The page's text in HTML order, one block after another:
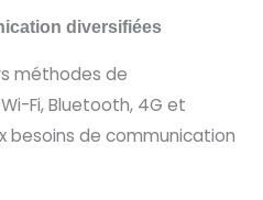
diversifiées
méthodes de
Fi, Bluetooth, 4G et
besoins de communication